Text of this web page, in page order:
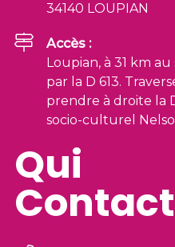
34140 LOUPIAN
Accès :
Loupian, à 31 km
par la D 613.
prendre à droite la
socio-culturel
Qui